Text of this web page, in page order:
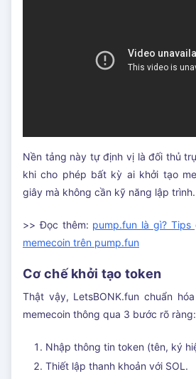
Nền tảng này tự định vị là đối thủ
khi cho phép bất kỳ ai khởi tạo
giây mà không cần kỹ năng lập trình.
>> Đọc thêm: pump.fun là gì?
memecoin trên pump.fun
Cơ chế khởi tạo token
Thật vậy, LetsBONK.fun chuẩn
memecoin thông qua 3 bước rõ ràng:
Nhập thông tin token (tên, ký
Thiết lập thanh khoản với SOL.